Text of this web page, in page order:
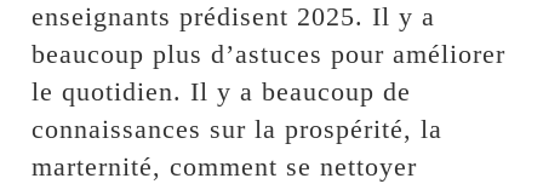
enseignants prédisent 2025. Il y a
beaucoup plus d’astuces pour améliorer
le quotidien. Il y a beaucoup de
connaissances sur la prospérité, la
marternité, comment se nettoyer